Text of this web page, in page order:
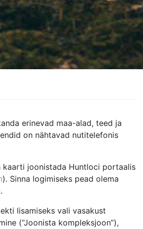
erinevad maa-alad, teed ja
on nähtavad nutitelefonis
kaarti joonistada Huntloci portaalis
). Sinna logimiseks pead olema
lisamiseks vali vasakust
(“Joonista kompleksjoon”),